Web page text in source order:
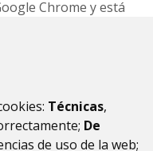
Técnicas,
De
de uso de la web;
Chrome y está